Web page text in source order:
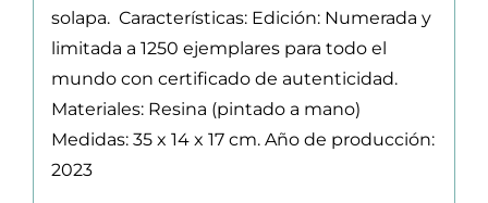
solapa. Características: Edición: Numerada y
limitada a 1250 ejemplares para todo el
mundo con certificado de autenticidad.
Materiales: Resina (pintado a mano)
Medidas: 35 x 14 x 17 cm. Año de producción:
2023